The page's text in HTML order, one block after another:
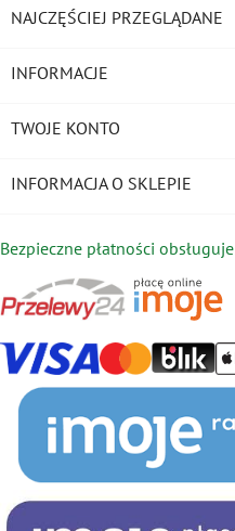
NAJCZĘŚCIEJ PRZEGLĄDANE
INFORMACJE
TWOJE KONTO
INFORMACJA O SKLEPIE
Bezpieczne płatności obsługuje